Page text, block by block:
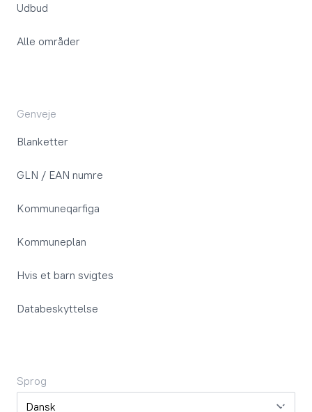
Udbud
Alle områder
Genveje
Blanketter
GLN / EAN numre
Kommuneqarfiga
Kommuneplan
Hvis et barn svigtes
Databeskyttelse
Sprog
Sprog